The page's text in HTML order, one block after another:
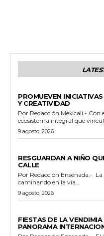
PROMUEVEN
Y CREATIVIDAD
Por Redacción Mexicali.- Con el objetivo de construir un
ecosistema integral que
9 agosto, 2026
RESGUARDAN A NIÑO
CALLE
Por Redacción Ensenada.- La presencia de un niño de dos años
caminando en la vía...
9 agosto, 2026
FIESTAS DE LA
PANORAMA